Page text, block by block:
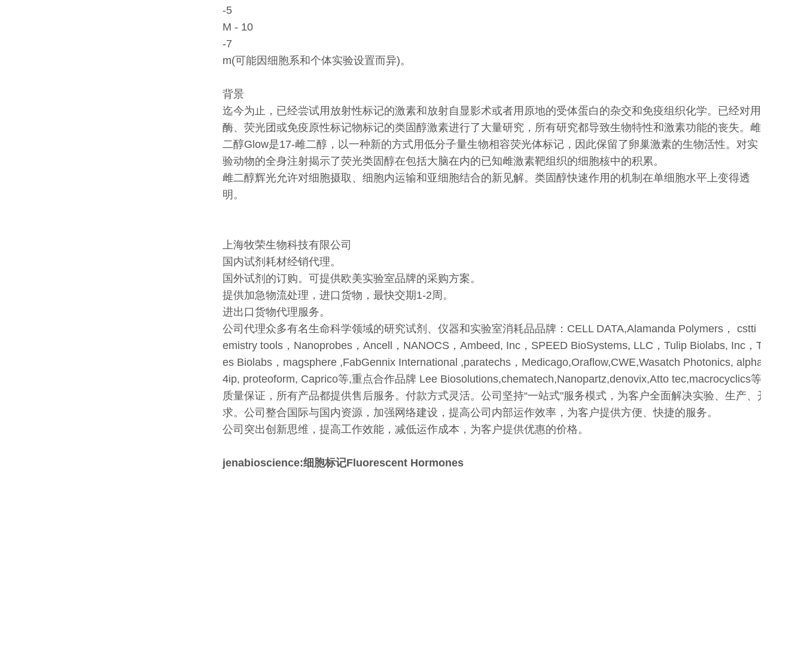
-5
M - 10
-7
m(可能因细胞系和个体实验设置而异)。
背景
迄今为止，已经尝试用放射性标记的激素和放射自显影术或者用 原地的受体蛋白的杂交和免疫组织化学。已经对用
酶、荧光团或免疫原性标记物标记的类固醇激素进行了大量研究，所有研究都导致生物特性和激素功能的丧失。雌
二醇Glow是17-雌二醇，以一种新的方式用低分子量生物相容荧光体标记，因此保留了卵巢激素的生物活性。对实
验动物的全身注射揭示了荧光类固醇在包括大脑在内的已知雌激素靶组织的细胞核中的积累。
雌二醇辉光允许对细胞摄取、细胞内运输和亚细胞结合的新见解。类固醇快速作用的机制在单细胞水平上变得透
明。
上海牧荣生物科技有限公司
国内试剂耗材经销代理。
国外试剂的订购。可提供欧美实验室品牌的采购方案。
提供加急物流处理，进口货物，最快交期1-2周。
进出口货物代理服务。
公司代理众多有名生命科学领域的研究试剂、仪器和实验室消耗品品牌：CELL DATA,Alamanda Polymers， cstti，Click
emistry tools，Nanoprobes，Ancell，NANOCS，Ambeed, Inc，SPEED BioSystems, LLC，Tulip Biolabs, Inc，Torrey Pin
es Biolabs，magsphere ,FabGennix International ,paratechs，Medicago,Oraflow,CWE,Wasatch Photonics, alphananote,
4ip, proteoform, Caprico等,重点合作品牌 Lee Biosolutions,chematech,Nanopartz,denovix,Atto tec,macrocyclics等。
质量保证，所有产品都提供售后服务。付款方式灵活。公司坚持“一站式"服务模式，为客户全面解决实验、生产、开发需
求。公司整合国际与国内资源，加强网络建设，提高公司内部运作效率，为客户提供方便、快捷的服务。
公司突出创新思维，提高工作效能，减低运作成本，为客户提供优惠的价格。
jenabioscience:细胞标记Fluorescent Hormones